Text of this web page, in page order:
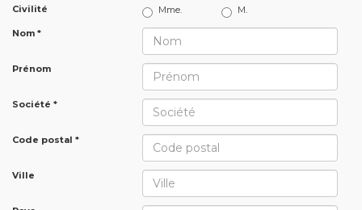
Civilité Mme. M.
Nom *
Prénom
Société *
Code postal *
Ville